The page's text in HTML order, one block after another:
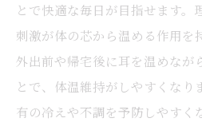
とで快適な毎日が目指せます。
刺激が体の芯から温める作用を
外出前や帰宅後に耳を温めなが
とで、体温維持がしやすくなり
有の冷えや不調を予防しやすく